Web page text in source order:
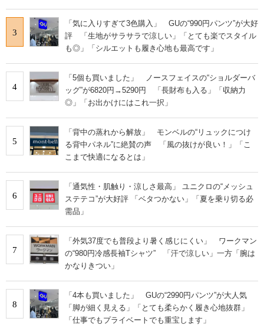
3
「気に入りすぎて3色購入」 GUの“990円パンツ”が大好
評 「生地がサラサラで涼しい」「とても楽でスタイル
も◎」「シルエットも履き心地も最高です」
4
「5個も買いました」 ノースフェイスの“ショルダーバ
ッグ”が6820円→5290円 「長財布も入る」「収納力
◎」「お出かけにはこれ一択」
5
「背中の蒸れから解放」 モンベルの“リュックにつけ
る背中パネル”に絶賛の声 「風の抜けが良い！」「こ
こまで快適になるとは」
6
「通気性・肌触り・涼しさ最高」 ユニクロの“メッシュ
ステテコ”が大好評 「ベタつかない」「夏を乗り切る必
需品」
7
「外気37度でも普段より暑く感じにくい」 ワークマン
の“980円冷感長袖Tシャツ” 「汗で涼しい」一方「腕は
かなりきつい」
8
「4本も買いました」 GUの“2990円パンツ”が大人気
「脚が細く見える」「とても柔らかく履き心地抜群」
「仕事でもプライベートでも重宝します」